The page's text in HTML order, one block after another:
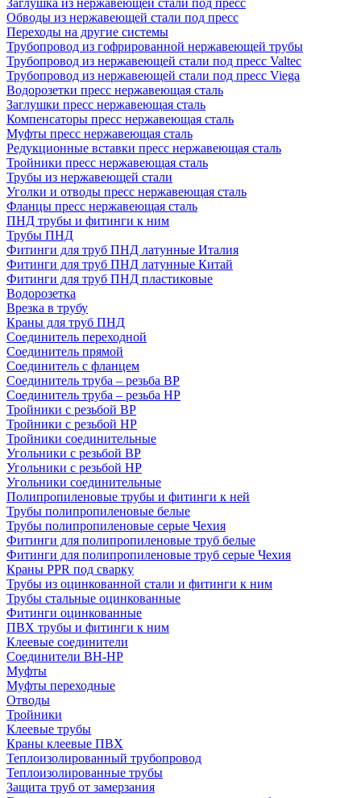
Обводы из нержавеющей стали под пресс
Переходы на другие системы
Трубопровод из гофрированной нержавеющей трубы
Трубопровод из нержавеющей стали под пресс Valtec
Трубопровод из нержавеющей стали под пресс Viega
Водорозетки пресс нержавеющая сталь
Заглушки пресс нержавеющая сталь
Компенсаторы пресс нержавеющая сталь
Муфты пресс нержавеющая сталь
Редукционные вставки пресс нержавеющая сталь
Тройники пресс нержавеющая сталь
Трубы из нержавеющей стали
Уголки и отводы пресс нержавеющая сталь
Фланцы пресс нержавеющая сталь
ПНД трубы и фитинги к ним
Трубы ПНД
Фитинги для труб ПНД латунные Италия
Фитинги для труб ПНД латунные Китай
Фитинги для труб ПНД пластиковые
Водорозетка
Врезка в трубу
Краны для труб ПНД
Соединитель переходной
Соединитель прямой
Соединитель с фланцем
Соединитель труба – резьба ВР
Соединитель труба – резьба НР
Тройники с резьбой ВР
Тройники с резьбой НР
Тройники соединительные
Угольники с резьбой ВР
Угольники с резьбой НР
Угольники соединительные
Полипропиленовые трубы и фитинги к ней
Трубы полипропиленовые белые
Трубы полипропиленовые серые Чехия
Фитинги для полипропиленовые труб белые
Фитинги для полипропиленовые труб серые Чехия
Краны PPR под сварку
Трубы из оцинкованной стали и фитинги к ним
Трубы стальные оцинкованные
Фитинги оцинкованные
ПВХ трубы и фитинги к ним
Клеевые соединители
Соединители ВН-НР
Муфты
Муфты переходные
Отводы
Тройники
Клеевые трубы
Краны клеевые ПВХ
Теплоизолированный трубопровод
Теплоизолированные трубы
Защита труб от замерзания